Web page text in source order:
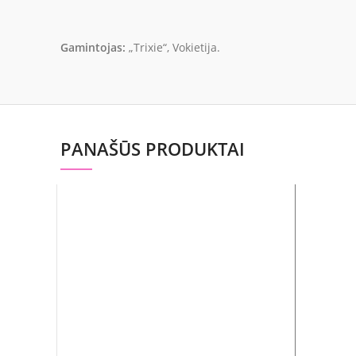
Gamintojas: „Trixie“, Vokietija.
PANAŠŪS PRODUKTAI